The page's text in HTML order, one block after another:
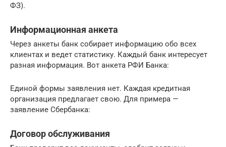
ФЗ).
Информационная анкета
Через анкеты банк собирает информацию обо всех
клиентах и ведет статистику. Каждый банк интересует
разная информация. Вот анкета РФИ Банка:
Единой формы заявления нет. Каждая кредитная
организация предлагает свою. Для примера —
заявление Сбербанка:
Договор обслуживания